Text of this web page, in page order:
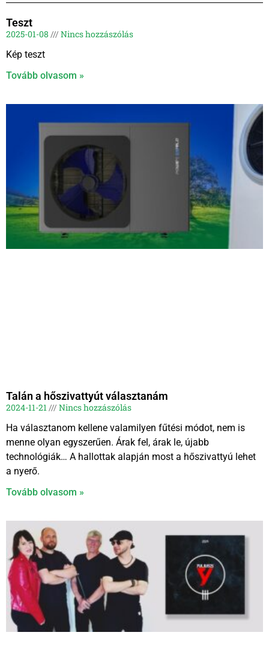
Teszt
2025-01-08
Nincs hozzászólás
Kép teszt
Tovább olvasom »
Talán a hőszivattyút választanám
2024-11-21
Nincs hozzászólás
Ha választanom kellene valamilyen fűtési módot, nem is
menne olyan egyszerűen. Árak fel, árak le, újabb
technológiák… A hallottak alapján most a hőszivattyú lehet
a nyerő.
Tovább olvasom »